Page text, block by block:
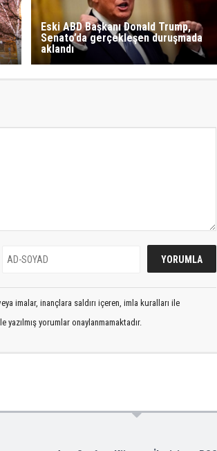
Eski ABD Başkanı Donald Trump,
Senato’da gerçekleşen duruşmada
aklandı
imalar, inançlara saldırı içeren, imla kuralları ile
yorumlar onaylanmamaktadır.